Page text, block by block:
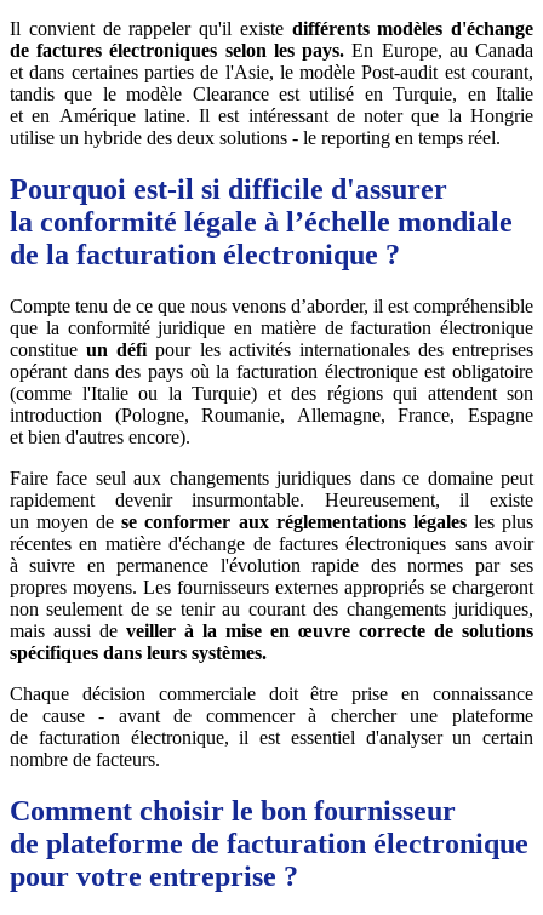
Il convient de rappeler qu'il existedifférents modèles d'échange
de factures électroniques selon les pays. En Europe, au Canada
et dans certaines parties de l'Asie, le modèle Post-audit est courant,
tandis que le modèle Clearance est utilisé en Turquie, en Italie
et en Amérique latine. Il est intéressant de noter que la Hongrie
utilise un hybride des deux solutions - le reporting en temps réel.
Pourquoi est-il si difficile d'assurer
la conformité légale à l’échelle mondiale
de la facturation électronique ?
Compte tenu de ce que nous venons d’aborder, il est compréhensible
que la conformité juridique en matière de facturation électronique
constitue un défi pour les activités internationales des entreprises
opérant dans des pays où la facturation électronique est obligatoire
(comme l'Italie ou la Turquie) et des régions qui attendent son
introduction (Pologne, Roumanie, Allemagne, France, Espagne
et bien d'autres encore).
Faire face seul aux changements juridiques dans ce domaine peut
rapidement devenir insurmontable. Heureusement, il existe
un moyen dese conformer aux réglementations légalesles plus
récentes en matière d'échange de factures électroniques sans avoir
à suivre en permanence l'évolution rapide des normes par ses
propres moyens. Les fournisseurs externes appropriés se chargeront
non seulement de se tenir au courant des changements juridiques,
mais aussi de veiller à la mise en œuvre correcte de solutions
spécifiques dans leurs systèmes.
Chaque décision commerciale doit être prise en connaissance
de cause - avant de commencer à chercher une plateforme
de facturation électronique, il est essentiel d'analyser un certain
nombre de facteurs.
Comment choisir le bon fournisseur
de plateforme de facturation électronique
pour votre entreprise ?